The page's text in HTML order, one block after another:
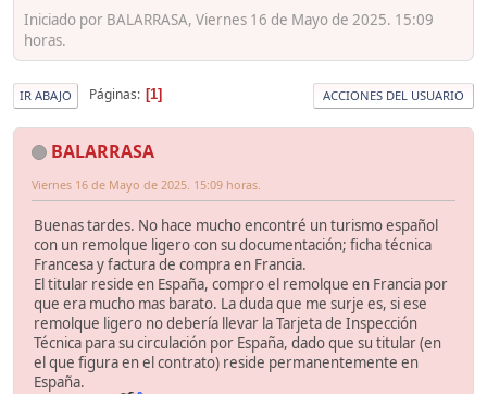
Iniciado por BALARRASA, Viernes 16 de Mayo de 2025. 15:09
horas.
IR ABAJO Páginas 1 ACCIONES DEL USUARIO
BALARRASA
Viernes 16 de Mayo de 2025. 15:09 horas.
Buenas tardes. No hace mucho encontré un turismo español
con un remolque ligero con su documentación; ficha técnica
Francesa y factura de compra en Francia.
El titular reside en España, compro el remolque en Francia por
que era mucho mas barato. La duda que me surje es, si ese
remolque ligero no debería llevar la Tarjeta de Inspección
Técnica para su circulación por España, dado que su titular (en
el que figura en el contrato) reside permanentemente en
España.